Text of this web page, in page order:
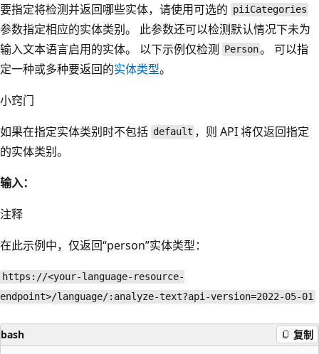
要指定将检测并返回哪些实体，请使用可选的 piiCategories
参数指定相应的实体类别。 此参数还可以检测默认情况下未为
输入文本语言启用的实体。 以下示例仅检测
Person。 可以指
定一种或多种要返回的实体类型。
小窍门
如果在指定实体类别时不包括 default ，则 API 将仅返回指定
的实体类别。
输入：
注释
在此示例中，仅返回“person”实体类型：
https://<your-language-resource-
endpoint>/language/:analyze-text?api-version=2022-05-01
bash 复制